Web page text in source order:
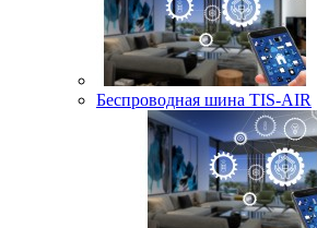
Беспроводная шина TIS-AIR